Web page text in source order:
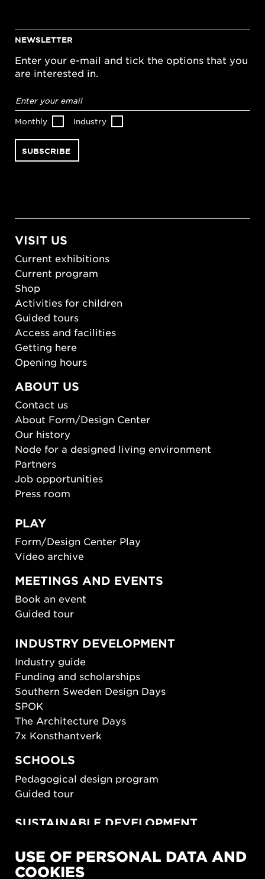
NEWSLETTER
Enter your e-mail and tick the options that you
are interested in.
address*
Monthly Industry
VISIT US
Current exhibitions
Current program
Shop
Activities for children
Guided tours
Access and facilities
Getting here
Opening hours
ABOUT US
Contact us
About Form/Design Center
Our history
Node for a designed living environment
Partners
Job opportunities
Press room
PLAY
Form/Design Center Play
Video archive
MEETINGS AND EVENTS
Book an event
Guided tour
INDUSTRY DEVELOPMENT
Industry guide
Funding and scholarships
Southern Sweden Design Days
SPOK
The Architecture Days
7x Konsthantverk
SCHOOLS
Pedagogical design program
Guided tour
SUSTAINABLE DEVELOPMENT
SUSTAINORDIC
Share Future Living
USE OF PERSONAL DATA AND
COOKIES